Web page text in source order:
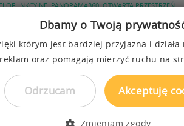
,PANORAMA360,OTWARTA PRZESTRZEŃ
Dbamy o Twoją
którym jest bardziej przyjazna i
oraz pomagają mierzyć ruchu na
Akceptuję
Odrzucam
Zmieniam zgody